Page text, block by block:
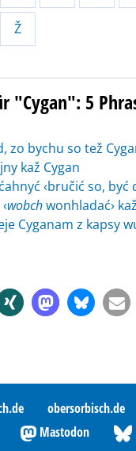
Ž
"Cygan": 5
zo bychu so tež
kaž Cygan
‹bručić so, być
wobchwonhladać›
Cyganam z kapsy
obersorbisch.de
Mastodon